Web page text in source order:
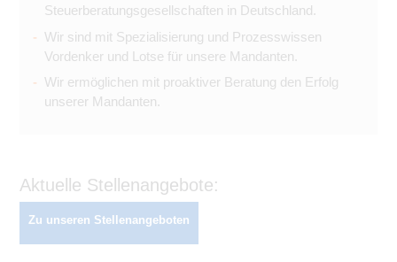
Steuerberatungsgesellschaften in Deutschland.
Wir sind mit Spezialisierung und Prozesswissen
Vordenker und Lotse für unsere Mandanten.
Wir ermöglichen mit proaktiver Beratung den Erfolg
unserer Mandanten.
Aktuelle Stellenangebote:
Zu unseren Stellenangeboten